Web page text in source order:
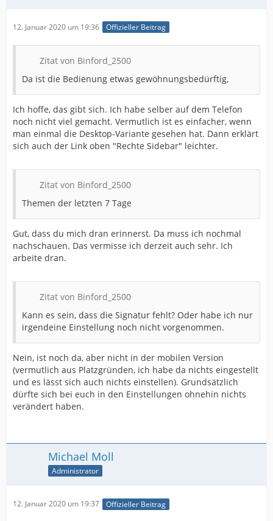
12. Januar 2020 um 19:36 Offizieller Beitrag
Zitat von Binford_2500
Da ist die Bedienung etwas gewöhnungsbedürftig,
Ich hoffe, das gibt sich. Ich habe selber auf dem Telefon
noch nicht viel gemacht. Vermutlich ist es einfacher, wenn
man einmal die Desktop-Variante gesehen hat. Dann erklärt
sich auch der Link oben "Rechte Sidebar" leichter.
Zitat von Binford_2500
Themen der letzten 7 Tage
Gut, dass du mich dran erinnerst. Da muss ich nochmal
nachschauen. Das vermisse ich derzeit auch sehr. Ich
arbeite dran.
Zitat von Binford_2500
Kann es sein, dass die Signatur fehlt? Oder habe ich nur
irgendeine Einstellung noch nicht vorgenommen.
Nein, ist noch da, aber nicht in der mobilen Version
(vermutlich aus Platzgründen, ich habe da nichts eingestellt
und es lässt sich auch nichts einstellen). Grundsätzlich
dürfte sich bei euch in den Einstellungen ohnehin nichts
verändert haben.
Michael Moll
Administrator
12. Januar 2020 um 19:37 Offizieller Beitrag